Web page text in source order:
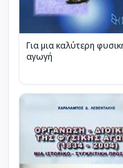
Για μια καλύτερη
αγωγή